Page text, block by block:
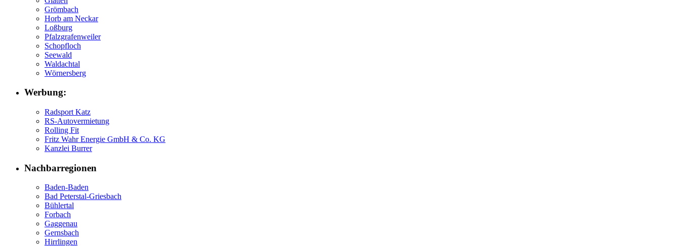
Grömbach
Horb am Neckar
Loßburg
Pfalzgrafenweiler
Schopfloch
Seewald
Waldachtal
Wörnersberg
Werbung:
Radsport Katz
RS-Autovermietung
Rolling Fit
Fritz Wahr Energie GmbH & Co. KG
Kanzlei Burrer
Nachbarregionen
Baden-Baden
Bad Peterstal-Griesbach
Bühlertal
Forbach
Gaggenau
Gernsbach
Hirrlingen